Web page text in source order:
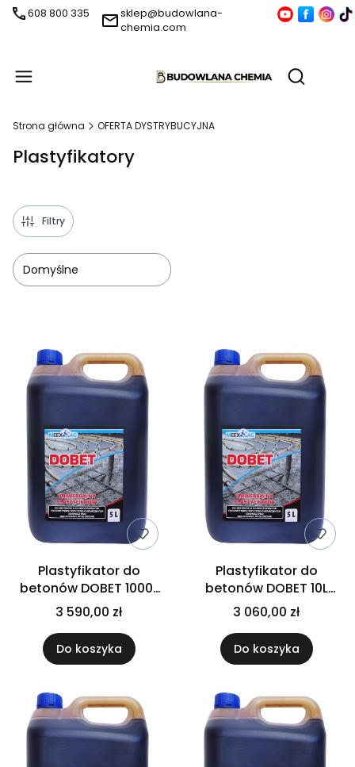
608 800 335
sklep@budowlana-
chemia.com
Otwórz
Strona główna OFERTA DYSTRYBUCYJNA
Plastyfikatory
Filtry
Domyślne
Plastyfikator do
betonów DOBET 1000L
PALETOPOJEMNIK
3 590,00 zł
Do koszyka
Plastyfikator do
betonów DOBET 10L
PALETA 60 sztuk
3 060,00 zł
Do koszyka